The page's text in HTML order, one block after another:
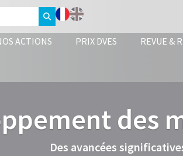
ACTIONS PRIX DVES REVUE &
des
Des avancées